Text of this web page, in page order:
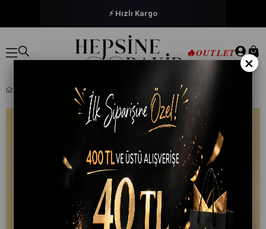
⚡ Hızlı Kargo
🔥OUTLET
×